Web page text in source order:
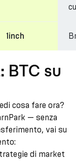
1inch
BTC su
cosa fare ora?
— senza
vai su
di market